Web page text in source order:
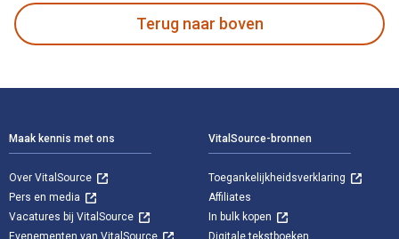
Terug naar boven
Maak kennis met ons
Over VitalSource
Pers en media
Vacatures bij VitalSource
Evenementen van VitalSource
VitalSource-bronnen
Toegankelijkheidsverklaring
Affiliates
In bulk kopen
Digitale tekstboeken